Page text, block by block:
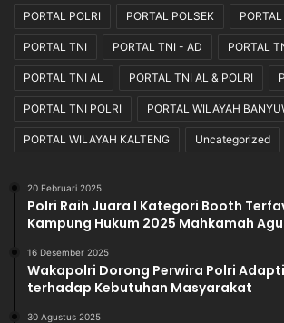
PORTAL POLRI PORTAL POLSEK
PORTAL TNI PORTAL TNI - AD PORTAL
PORTAL TNI AL PORTAL TNI AL & POLRI
PORTAL TNI POLRI PORTAL WILAYAH
PORTAL WILAYAH KALTENG Uncategorized
20 Februari 2025
Polri Raih Juara I Kategori Booth
Kampung Hukum 2025 Mahkamah
16 Desember 2025
Wakapolri Dorong Perwira Polri
terhadap Kebutuhan Masyarakat
30 Agustus 2025